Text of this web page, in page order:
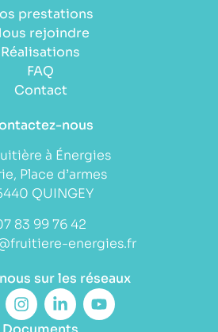
prestations
rejoindre
Réalisations
FAQ
Contact
nous
à Énergies
Place d’armes
QUINGEY
83 99 76 42
energies.fr
sur les réseaux